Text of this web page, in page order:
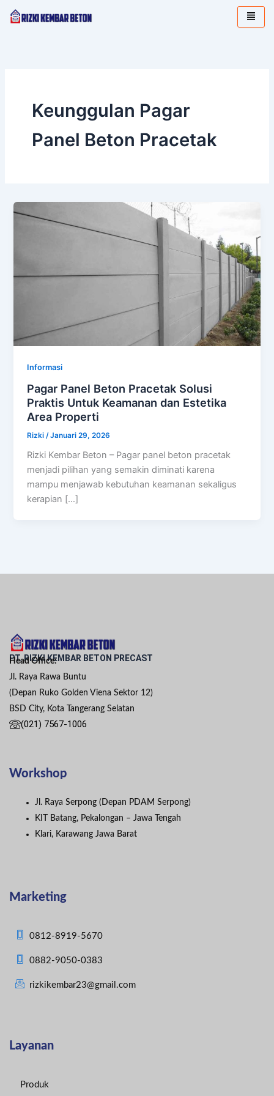
Lewati
Keunggulan Pagar
Panel Beton Pracetak
Informasi
Pagar Panel Beton Pracetak Solusi
Praktis Untuk Keamanan dan Estetika
Area Properti
Rizki /Januari 29, 2026
Rizki Kembar Beton – Pagar panel beton pracetak
menjadi pilihan yang semakin diminati karena
mampu menjawab kebutuhan keamanan sekaligus
kerapian […]
PT. RIZKI KEMBAR BETON PRECAST
Head Office:
Jl. Raya Rawa Buntu
(Depan Ruko Golden Viena Sektor 12)
BSD City, Kota Tangerang Selatan
(021) 7567-1006
Workshop
Jl. Raya Serpong (Depan PDAM Serpong)
KIT Batang, Pekalongan – Jawa Tengah
Klari, Karawang Jawa Barat
Marketing
0812-8919-5670
0882-9050-0383
rizkikembar23@gmail.com
Layanan
Produk